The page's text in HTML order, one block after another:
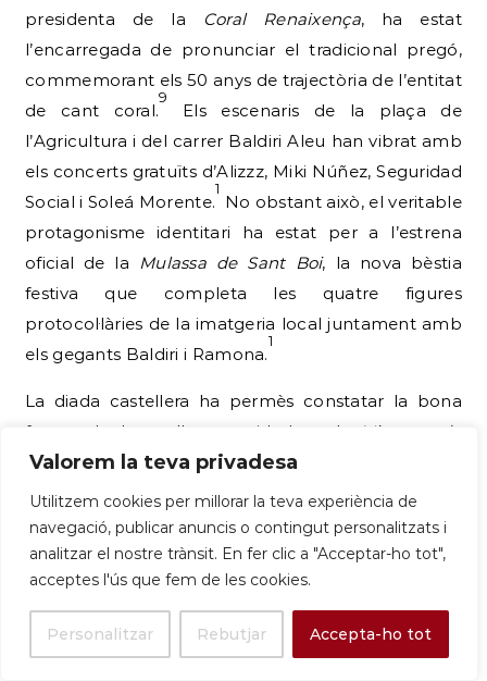
Valorem la teva privadesa
Utilitzem cookies per millorar la teva experiència de
navegació, publicar anuncis o contingut personalitzats i
analitzar el nostre trànsit. En fer clic a "Acceptar-ho tot",
acceptes l'ús que fem de les cookies.
Personalitzar Rebutjar Accepta-ho tot
presidenta de la
Coral Renaixença, ha estat
l’encarregada de pronunciar el tradicional pregó,
commemorant els 50 anys de trajectòria de l’entitat
de cant coral.
9
Els escenaris de la plaça de
l’Agricultura i del carrer Baldiri Aleu han vibrat amb
els concerts gratuïts d’Alizzz, Miki Núñez, Seguridad
Social i Soleá Morente.
1
No obstant això, el veritable
protagonisme identitari ha estat per a l’estrena
oficial de la
Mulassa de Sant Boi, la nova bèstia
festiva que completa les quatre figures
protocol·làries de la imatgeria local juntament amb
els gegants Baldiri i Ramona.
1
La diada castellera ha permès constatar la bona
forma de les colles convidades; els
Minyons de
Terrassavan aconseguir descarregar estructures
complexes com el 5de8, 2de8f, i el 4de8 davant de
l’admiració de la multitud que omplia la plaça del
consistori.
1
En un registre cultural ben diferent, els
amants del cinema més incòmode i sagnant han
celebrat la sisena edició del festival de cinema
fantàstic independentFantboi
, organitzat sota el